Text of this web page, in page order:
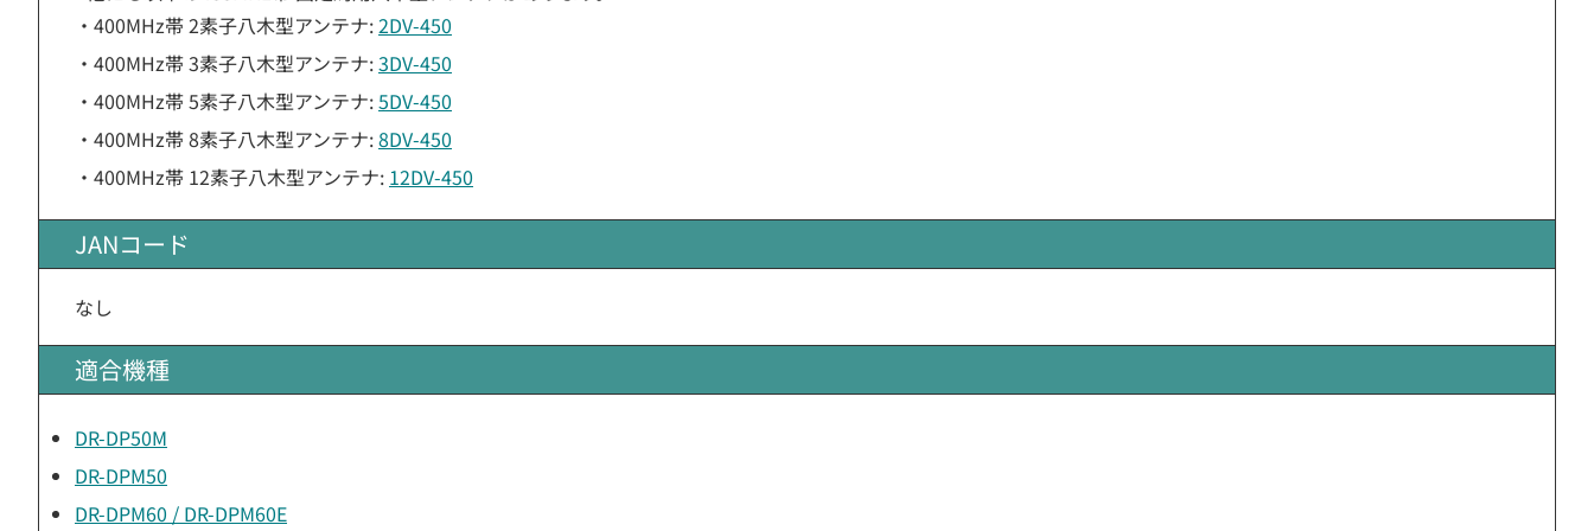
・400MHz帯 2素子八木型アンテナ:2DV-450
・400MHz帯 3素子八木型アンテナ:3DV-450
・400MHz帯 5素子八木型アンテナ:5DV-450
・400MHz帯 8素子八木型アンテナ:8DV-450
・400MHz帯 12素子八木型アンテナ: 12DV-450
JANコード
なし
適合機種
DR-DP50M
DR-DPM50
DR-DPM60 / DR-DPM60E